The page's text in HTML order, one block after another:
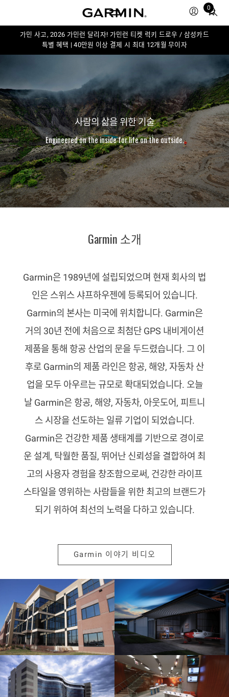
0
Total
in
가민 사고, 2026 가민런 달리자! 가민런 티켓 럭키 드로우 / 삼성카드
특별 혜택 | 40만원 이상 결제 시 최대 12개월 무이자
사람의 삶을 위한 기술
Engineered on the inside for life on the outside.
Garmin 소개
Garmin은 1989년에 설립되었으며 현재 회사의 법
인은 스위스 샤프하우젠에 등록되어 있습니다.
Garmin의 본사는 미국에 위치합니다. Garmin은
거의 30년 전에 처음으로 최첨단 GPS 내비게이션
제품을 통해 항공 산업의 문을 두드렸습니다. 그 이
후로 Garmin의 제품 라인은 항공, 해양, 자동차 산
업을 모두 아우르는 규모로 확대되었습니다. 오늘
날 Garmin은 항공, 해양, 자동차, 아웃도어, 피트니
스 시장을 선도하는 일류 기업이 되었습니다.
Garmin은 건강한 제품 생태계를 기반으로 경이로
운 설계, 탁월한 품질, 뛰어난 신뢰성을 결합하여 최
고의 사용자 경험을 창조함으로써, 건강한 라이프
스타일을 영위하는 사람들을 위한 최고의 브랜드가
되기 위하여 최선의 노력을 다하고 있습니다.
Garmin 이야기 비디오